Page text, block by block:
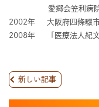
愛郷会笠利病
2002年
大阪府四條畷
2008年
「医療法人紀
新しい記事